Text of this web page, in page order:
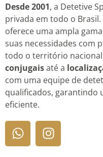
Desde 2001, a Detetive
privada em todo o Brasil.
oferece uma ampla
suas necessidades com
todo o território
conjugaisaté a
com uma equipe de
qualificados, garantindo
eficiente.